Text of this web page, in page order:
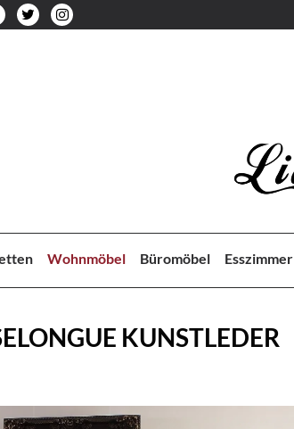
Wohnmöbel Büromöbel Esszimmer
KUNSTLEDER